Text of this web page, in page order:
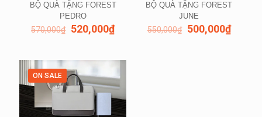
BỘ QUÀ TẶNG FOREST
PEDRO
570,000₫ 520,000₫
BỘ QUÀ TẶNG FOREST
JUNE
550,000₫ 500,000₫
ON SALE